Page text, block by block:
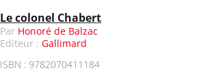
Le colonel Chabert
Par Honoré de Balzac
Editeur :Gallimard
ISBN : 9782070411184